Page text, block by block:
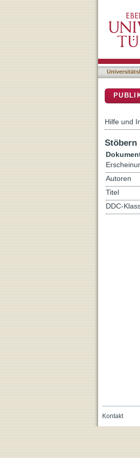
Hilfe und
Stöbern
Autoren
Titel
DDC-
Kontakt